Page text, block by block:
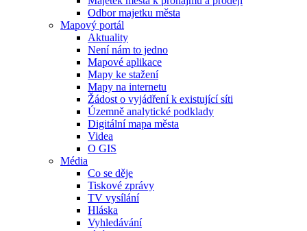
Odbor majetku města
Mapový portál
Aktuality
Není nám to jedno
Mapové aplikace
Mapy ke stažení
Mapy na internetu
Žádost o vyjádření k existující síti
Územně analytické podklady
Digitální mapa města
Videa
O GIS
Média
Co se děje
Tiskové zprávy
TV vysílání
Hláska
Vyhledávání